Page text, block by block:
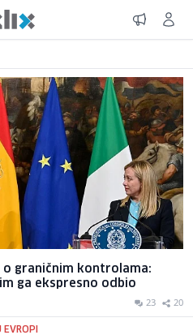
o graničnim kontrolama:
ga ekspresno odbio
23 20